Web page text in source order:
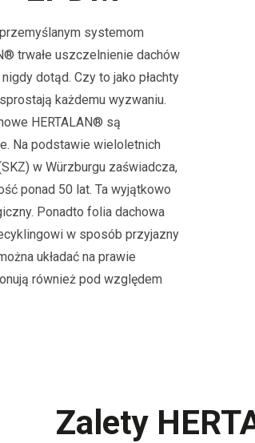
systemom
trwałe uszczelnienie dachów
dotąd. Czy to jako płachty
sprostają każdemu wyzwaniu.
HERTALAN® są
Na podstawie wieloletnich
w Würzburgu zaświadcza,
ponad 50 lat. Ta wyjątkowo
Ponadto folia dachowa
w sposób przyjazny
układać na prawie
również pod względem
Zalety